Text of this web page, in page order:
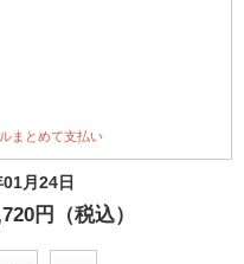
まとめて支払い
月24日
円（税込）